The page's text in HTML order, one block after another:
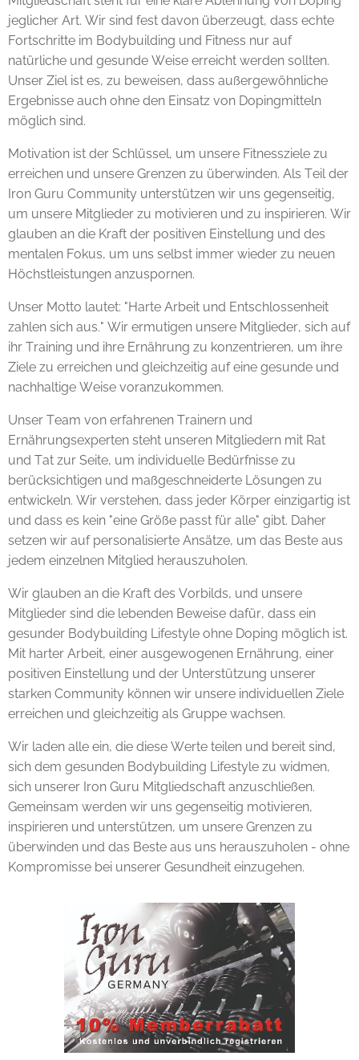
jeglicher Art. Wir sind fest davon überzeugt, dass echte
Fortschritte im Bodybuilding und Fitness nur auf
natürliche und gesunde Weise erreicht werden sollten.
Unser Ziel ist es, zu beweisen, dass außergewöhnliche
Ergebnisse auch ohne den Einsatz von Dopingmitteln
möglich sind.
Motivation ist der Schlüssel, um unsere Fitnessziele zu
erreichen und unsere Grenzen zu überwinden. Als Teil der
Iron Guru Community unterstützen wir uns gegenseitig,
um unsere Mitglieder zu motivieren und zu inspirieren. Wir
glauben an die Kraft der positiven Einstellung und des
mentalen Fokus, um uns selbst immer wieder zu neuen
Höchstleistungen anzuspornen.
Unser Motto lautet: "Harte Arbeit und Entschlossenheit
zahlen sich aus." Wir ermutigen unsere Mitglieder, sich auf
ihr Training und ihre Ernährung zu konzentrieren, um ihre
Ziele zu erreichen und gleichzeitig auf eine gesunde und
nachhaltige Weise voranzukommen.
Unser Team von erfahrenen Trainern und
Ernährungsexperten steht unseren Mitgliedern mit Rat
und Tat zur Seite, um individuelle Bedürfnisse zu
berücksichtigen und maßgeschneiderte Lösungen zu
entwickeln. Wir verstehen, dass jeder Körper einzigartig ist
und dass es kein "eine Größe passt für alle" gibt. Daher
setzen wir auf personalisierte Ansätze, um das Beste aus
jedem einzelnen Mitglied herauszuholen.
Wir glauben an die Kraft des Vorbilds, und unsere
Mitglieder sind die lebenden Beweise dafür, dass ein
gesunder Bodybuilding Lifestyle ohne Doping möglich ist.
Mit harter Arbeit, einer ausgewogenen Ernährung, einer
positiven Einstellung und der Unterstützung unserer
starken Community können wir unsere individuellen Ziele
erreichen und gleichzeitig als Gruppe wachsen.
Wir laden alle ein, die diese Werte teilen und bereit sind,
sich dem gesunden Bodybuilding Lifestyle zu widmen,
sich unserer Iron Guru Mitgliedschaft anzuschließen.
Gemeinsam werden wir uns gegenseitig motivieren,
inspirieren und unterstützen, um unsere Grenzen zu
überwinden und das Beste aus uns herauszuholen - ohne
Kompromisse bei unserer Gesundheit einzugehen.